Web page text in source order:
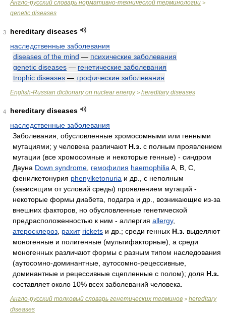
Англо-русский словарь нормативно-технической терминологии >
genetic diseases
3
hereditary diseases
наследственные заболевания
diseases of the mind — психические заболевания
genetic diseases — генетические заболевания
trophic diseases — трофические заболевания
English-Russian dictionary on nuclear energy> hereditary diseases
4
hereditary diseases
наследственные заболевания
Заболевания, обусловленные хромосомными или генными
мутациями; у человека различают Н.з. с полным проявлением
мутации (все хромосомные и некоторые генные) - синдром
Дауна Down syndrome гемофилия haemophilia A, B, C,
фенилкетонурия phenylketonuria и др., с неполным
(зависящим от условий среды) проявлением мутаций -
некоторые формы диабета, подагра и др., возникающие из-за
внешних факторов, но обусловленные генетической
предрасположенностью к ним - аллергия allergy,
атеросклероз рахит rickets и др.; среди генных Н.з. выделяют
моногенные и полигенные (мультифакторные), а среди
моногенных различают формы с разным типом наследования
(аутосомно-доминантные, аутосомно-рецессивные,
доминантные и рецессивные сцепленные с полом); доля Н.з.
составляет около 10% всех заболеваний человека.
Англо-русский толковый словарь генетических терминов > hereditary
diseases